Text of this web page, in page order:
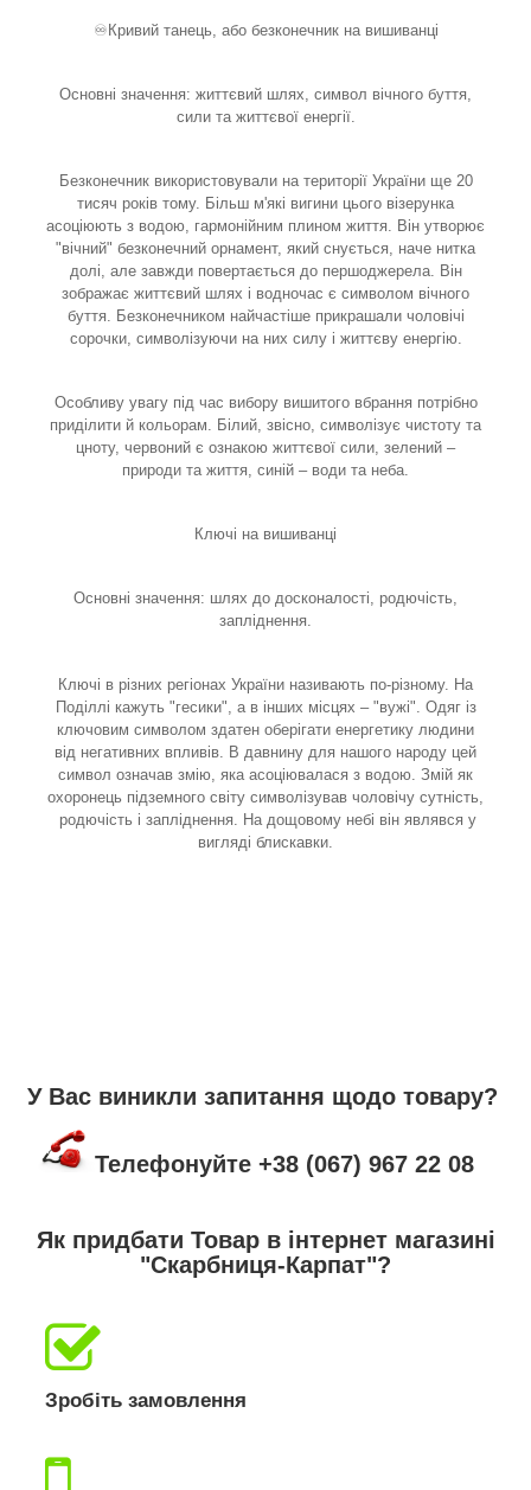
♾Кривий танець, або безконечник на вишиванці
Основні значення: життєвий шлях, символ вічного буття,
сили та життєвої енергії.
Безконечник використовували на території України ще 20
тисяч років тому. Більш м'які вигини цього візерунка
асоціюють з водою, гармонійним плином життя. Він утворює
"вічний" безконечний орнамент, який снується, наче нитка
долі, але завжди повертається до першоджерела. Він
зображає життєвий шлях і водночас є символом вічного
буття. Безконечником найчастіше прикрашали чоловічі
сорочки, символізуючи на них силу і життєву енергію.
Особливу увагу під час вибору вишитого вбрання потрібно
приділити й кольорам. Білий, звісно, символізує чистоту та
цноту, червоний є ознакою життєвої сили, зелений –
природи та життя, синій – води та неба.
Ключі на вишиванці
Основні значення: шлях до досконалості, родючість,
запліднення.
Ключі в різних регіонах України називають по-різному. На
Поділлі кажуть "гесики", а в інших місцях – "вужі". Одяг із
ключовим символом здатен оберігати енергетику людини
від негативних впливів. В давнину для нашого народу цей
символ означав змію, яка асоціювалася з водою. Змій як
охоронець підземного світу символізував чоловічу сутність,
родючість і запліднення. На дощовому небі він являвся у
вигляді блискавки.
У Вас виникли запитання щодо товару?
Телефонуйте +38 (067) 967 22 08
Як придбати Товар в інтернет магазині
"Скарбниця-Карпат"?
Зробіть замовлення